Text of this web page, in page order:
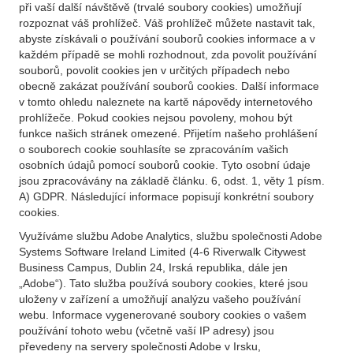
při vaší další návštěvě (trvalé soubory cookies) umožňují
rozpoznat váš prohlížeč. Váš prohlížeč můžete nastavit tak,
abyste získávali o používání souborů cookies informace a v
každém případě se mohli rozhodnout, zda povolit používání
souborů, povolit cookies jen v určitých případech nebo
obecně zakázat používání souborů cookies. Další informace
v tomto ohledu naleznete na kartě nápovědy internetového
prohlížeče. Pokud cookies nejsou povoleny, mohou být
funkce našich stránek omezené. Přijetím našeho prohlášení
o souborech cookie souhlasíte se zpracováním vašich
osobních údajů pomocí souborů cookie. Tyto osobní údaje
jsou zpracovávány na základě článku. 6, odst. 1, věty 1 písm.
A) GDPR. Následující informace popisují konkrétní soubory
cookies.
Využíváme službu Adobe Analytics, službu společnosti Adobe
Systems Software Ireland Limited (4-6 Riverwalk Citywest
Business Campus, Dublin 24, Irská republika, dále jen
„Adobe“). Tato služba používá soubory cookies, které jsou
uloženy v zařízení a umožňují analýzu vašeho používání
webu. Informace vygenerované soubory cookies o vašem
používání tohoto webu (včetně vaší IP adresy) jsou
převedeny na servery společnosti Adobe v Irsku,